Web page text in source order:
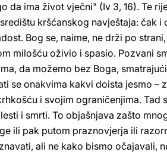
da ima život vječni" (Iv 3, 16). Te
kršćanskog navještaja: čak
Bog se, naime, ne drži po
milošću oživio i spasio. Pozvani
da možemo bez Boga,
se onakvima kakvi doista jesmo –
i svojim ograničenjima. Tad
i smrti. To objašnjava zašto
ili pak putom praznovjerja ili
ali ne kako bismo očajavali,